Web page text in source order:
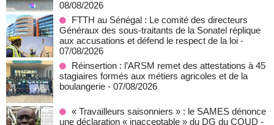
08/08/2026
FTTH au Sénégal : Le comité des directeurs
Généraux des sous-traitants de la Sonatel réplique
aux accusations et défend le respect de la loi -
07/08/2026
Réinsertion : l’ARSM remet des attestations à 45
stagiaires formés aux métiers agricoles et de la
boulangerie - 07/08/2026
« Travailleurs saisonniers » : le SAMES dénonce
une déclaration « inacceptable » du DG du COUD -